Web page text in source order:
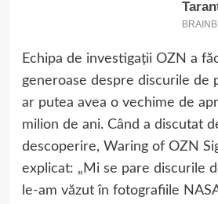
Echipa de investigații OZN a
generoase despre discurile de
ar putea avea o vechime de
milion de ani. Când a discutat
descoperire, Waring of OZN
explicat: „Mi se pare discurile
le-am văzut în fotografiile